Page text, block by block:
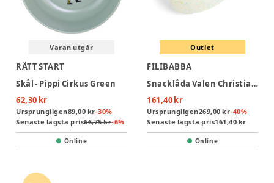
Varan utgår
RÄTT START
Skål - Pippi Cirkus Green
62,30 kr
Ursprungligen89,00 kr-30%
Senaste lägsta pris66,75 kr-6%
Online
Outlet
FILIBABBA
Snacklåda Valen Christian - Konfetti
161,40 kr
Ursprungligen269,00 kr-40%
Senaste lägsta pris161,40 kr
Online